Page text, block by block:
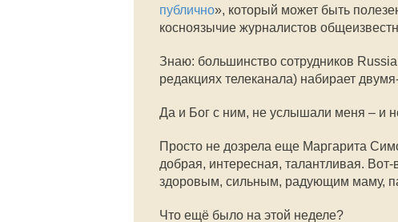
публично», который может быть
косноязычие журналистов
Знаю: большинство сотрудников
редакциях телеканала) набирает
Да и Бог с ним, не услышали меня – и
Просто не дозрела еще Маргарита
добрая, интересная, талантливая.
здоровым, сильным, радующим маму,
Что ещё было на этой неделе?